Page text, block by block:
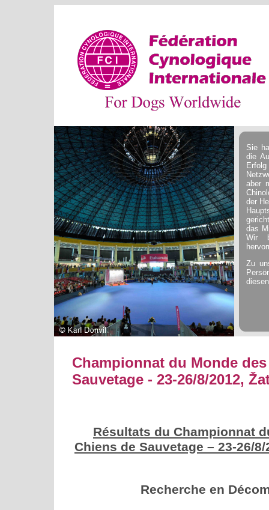
Sie
die
aber
der
das
Wir
Zu
Championnat du Monde
Sauvetage - 23-26/8/2012,
Résultats du Championnat
Chiens de Sauvetage – 23-26/8/
Recherche en